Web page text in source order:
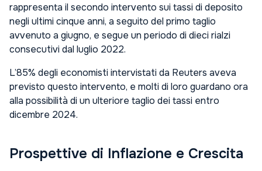
rappresenta il secondo intervento sui tassi di deposito
negli ultimi cinque anni, a seguito del primo taglio
avvenuto a giugno, e segue un periodo di dieci rialzi
consecutivi dal luglio 2022.
L’85% degli economisti intervistati da Reuters aveva
previsto questo intervento, e molti di loro guardano ora
alla possibilità di un ulteriore taglio dei tassi entro
dicembre 2024.
Prospettive di Inflazione e Crescita